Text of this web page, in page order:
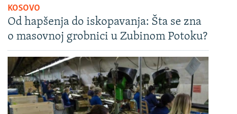
KOSOVO
Od hapšenja do iskopavanja: Šta se zna
o masovnoj grobnici u Zubinom Potoku?